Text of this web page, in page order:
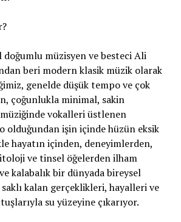
doğumlu müzisyen ve besteci Ali
beri modern klasik müzik olarak
genelde düşük tempo ve çok
çoğunlukla minimal, sakin
vokalleri üstlenen
olduğundan işin içinde hüzün eksik
hayatın içinden, deneyimlerden,
ve tinsel öğelerden ilham
kalabalık bir dünyada bireysel
saklı kalan gerçeklikleri, hayalleri ve
su yüzeyine çıkarıyor.